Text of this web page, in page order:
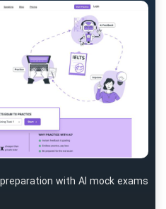
with AI mock exams